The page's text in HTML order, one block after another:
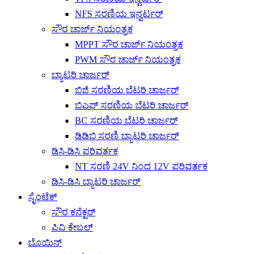
NFS ಸರಣಿಯ ಇನ್ವರ್ಟರ್
ಸೌರ ಚಾರ್ಜ್ ನಿಯಂತ್ರಕ
MPPT ಸೌರ ಚಾರ್ಜ್ ನಿಯಂತ್ರಕ
PWM ಸೌರ ಚಾರ್ಜ್ ನಿಯಂತ್ರಕ
ಬ್ಯಾಟರಿ ಚಾರ್ಜರ್
ಬಿಜಿ ಸರಣಿಯ ಬೆಟರಿ ಚಾರ್ಜರ್
ಬಿಎಫ್ ಸರಣಿಯ ಬೆಟರಿ ಚಾರ್ಜರ್
BC ಸರಣಿಯ ಬೆಟರಿ ಚಾರ್ಜರ್
ಡಿಡಿಬಿ ಸರಣಿ ಬ್ಯಾಟರಿ ಚಾರ್ಜರ್
ಡಿಸಿ-ಡಿಸಿ ಪರಿವರ್ತಕ
NT ಸರಣಿ 24V ನಿಂದ 12V ಪರಿವರ್ತಕ
ಡಿಸಿ-ಡಿಸಿ ಬ್ಯಾಟರಿ ಚಾರ್ಜರ್
ಸೈಂಟೆಕ್
ಸೌರ ಕನೆಕ್ಟರ್
ಪಿವಿ ಕೇಬಲ್
ಬೊಯಿನ್